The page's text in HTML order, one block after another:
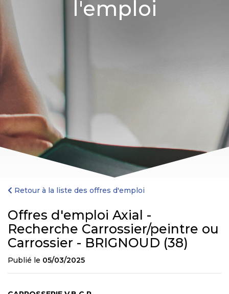
l'emploi
Retour à la liste des offres d'emploi
Offres d'emploi Axial -
Recherche Carrossier/peintre ou
Carrossier - BRIGNOUD (38)
Publié le 05/03/2025